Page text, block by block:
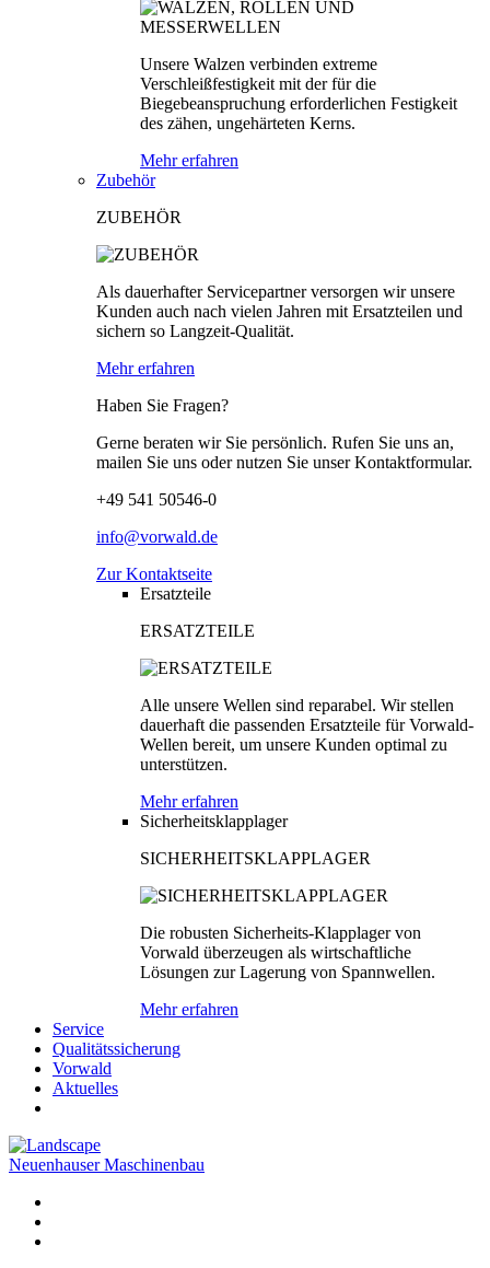
Unsere Walzen verbinden extreme
Verschleißfestigkeit mit der für die
Biegebeanspruchung erforderlichen Festigkeit
des zähen, ungehärteten Kerns.
Mehr erfahren
Zubehör
ZUBEHÖR
Als dauerhafter Servicepartner versorgen wir unsere
Kunden auch nach vielen Jahren mit Ersatzteilen und
sichern so Langzeit-Qualität.
Mehr erfahren
Haben Sie Fragen?
Gerne beraten wir Sie persönlich. Rufen Sie uns an,
mailen Sie uns oder nutzen Sie unser Kontaktformular.
+49 541 50546-0
info@vorwald.de
Zur Kontaktseite
Ersatzteile
ERSATZTEILE
Alle unsere Wellen sind reparabel. Wir stellen
dauerhaft die passenden Ersatzteile für Vorwald-
Wellen bereit, um unsere Kunden optimal zu
unterstützen.
Mehr erfahren
Sicherheitsklapplager
SICHERHEITSKLAPPLAGER
Die robusten Sicherheits-Klapplager von
Vorwald überzeugen als wirtschaftliche
Lösungen zur Lagerung von Spannwellen.
Mehr erfahren
Service
Qualitätssicherung
Vorwald
Aktuelles
Neuenhauser Maschinenbau